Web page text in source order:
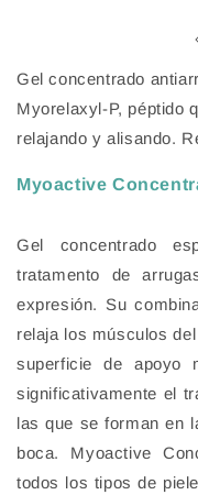
ventana
Gel concentrado
Myorelaxyl-P, péptido
relajando y alisando.
Myoactive
Gel concentrado
tratamento de
expresión. Su
relaja los músculos
superficie de apoyo
significativamente el
las que se forman en
boca. Myoactive
todos los tipos de